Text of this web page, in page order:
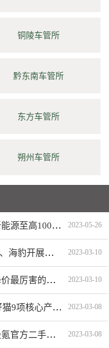
铜陵车管所
黔东南车管所
东方车管所
朔州车管所
新能源车企购车优惠一览，五菱新能源至高10000元限时补贴 2023-05-26
钜惠三月，比亚迪宋PLUS、宋Pro、海豹开展限时优惠活动 2023-03-10
电动汽车降价排行榜，电动汽车降价最厉害的品牌是？ 2023-03-10
2023款欧拉好猫值得买吗？新款好猫9项核心产品力重磅升级 2023-03-08
一图读懂极氪官方二手车认证，极氪官方二手车入口上线 2023-03-08